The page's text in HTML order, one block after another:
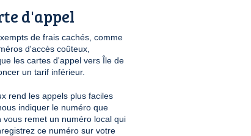
d'appel
de frais cachés, comme
d'accès coûteux,
les cartes d'appel vers Île de
un tarif inférieur.
rend les appels plus faciles
indiquer le numéro que
remet un numéro local qui
ce numéro sur votre